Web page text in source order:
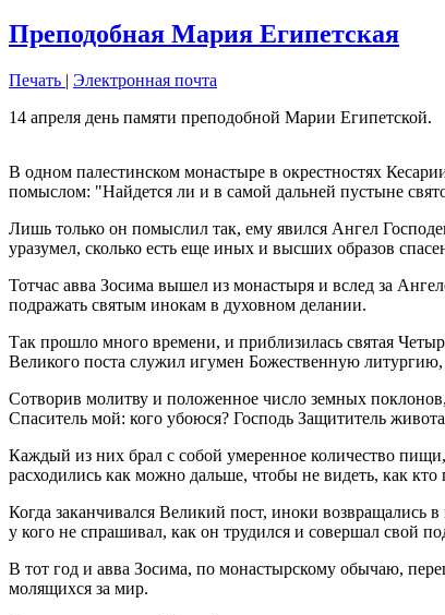
Преподобная Мария Египетская
Печать | Электронная почта
14 апреля день памяти преподобной Марии Египетской.
В одном палестинском монастыре в окрестностях
помыслом: "Найдется ли и в самой дальней пустыне
Лишь только он помыслил так, ему явился Ангел
уразумел, сколько есть еще иных и высших образов
Тотчас авва Зосима вышел из монастыря и вслед за
подражать святым инокам в духовном делании.
Так прошло много времени, и приблизилась святая
Великого поста служил игумен Божественную
Сотворив молитву и положенное число земных
Спаситель мой: кого убоюся? Господь Защититель
Каждый из них брал с собой умеренное количество
расходились как можно дальше, чтобы не видеть, как кто
Когда заканчивался Великий пост, иноки возвращались
у кого не спрашивал, как он трудился и совершал свой
В тот год и авва Зосима, по монастырскому обычаю,
молящихся за мир.